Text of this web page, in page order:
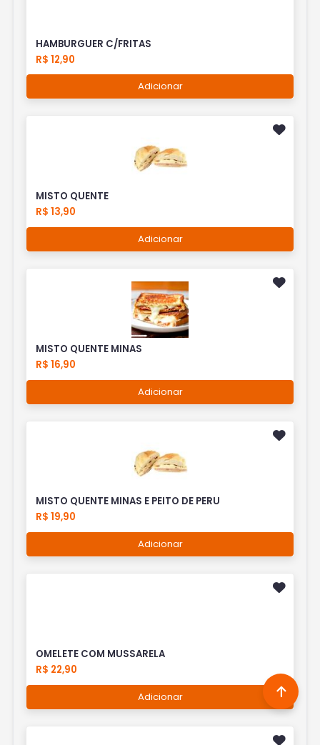
HAMBURGUER C/FRITAS
R$ 12,90
Adicionar
MISTO QUENTE
R$ 13,90
Adicionar
MISTO QUENTE MINAS
R$ 16,90
Adicionar
MISTO QUENTE MINAS E PEITO DE PERU
R$ 19,90
Adicionar
OMELETE COM MUSSARELA
R$ 22,90
Adicionar